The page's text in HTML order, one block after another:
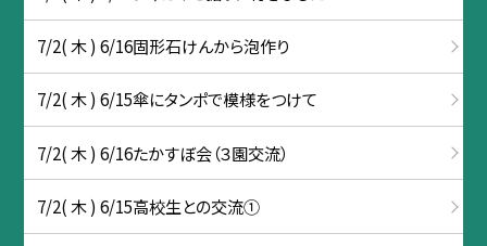
7/2( 木 ) 6/16固形石けんから泡作り
7/2( 木 ) 6/15傘にタンポで模様をつけて
7/2( 木 ) 6/16たかすぼ会（３園交流）
7/2( 木 ) 6/15高校生との交流①